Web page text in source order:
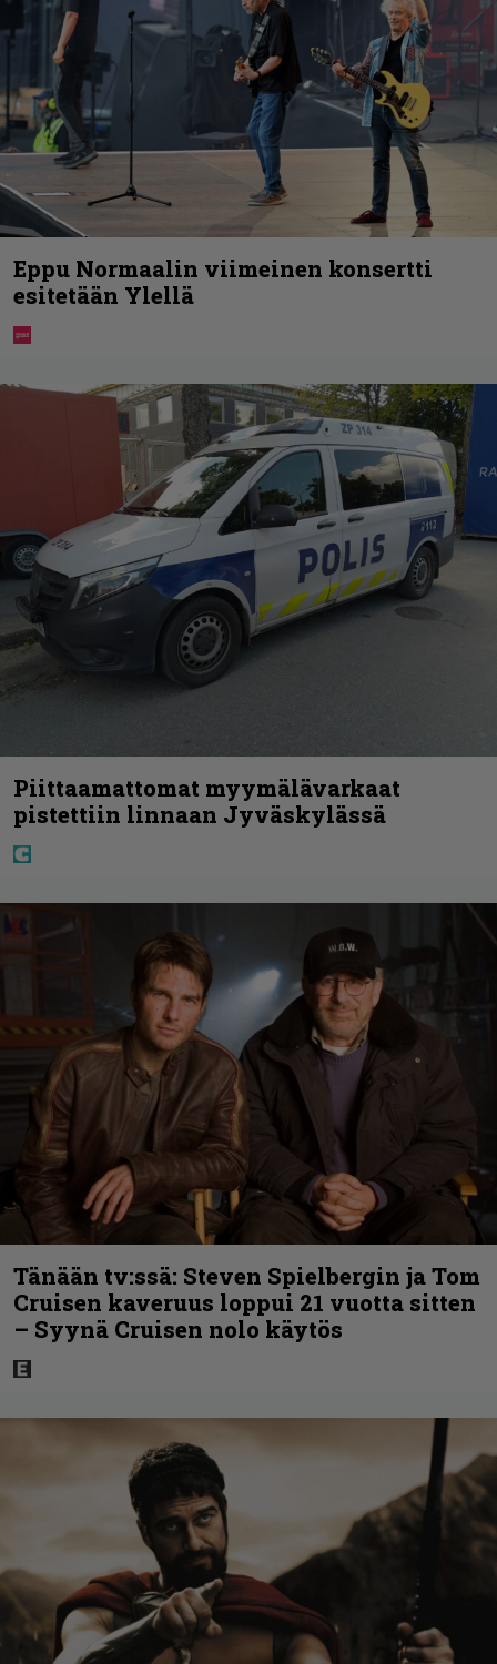
Eppu Normaalin viimeinen konsertti
esitetään Ylellä
Piittaamattomat myymälävarkaat
pistettiin linnaan Jyväskylässä
Tänään tv:ssä: Steven Spielbergin ja Tom
Cruisen kaveruus loppui 21 vuotta sitten
– Syynä Cruisen nolo käytös